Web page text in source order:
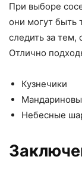
При выборе
они могут быть
следить за тем,
Отлично
Кузнечики
Небесные